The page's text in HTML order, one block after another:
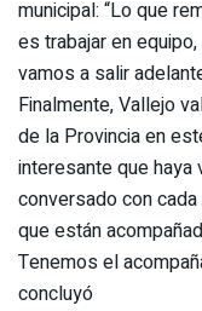
municipal: “Lo que
es trabajar en
vamos a salir
Finalmente, Vallejo
de la Provincia en
interesante que haya
conversado con
que están
Tenemos el
concluyó